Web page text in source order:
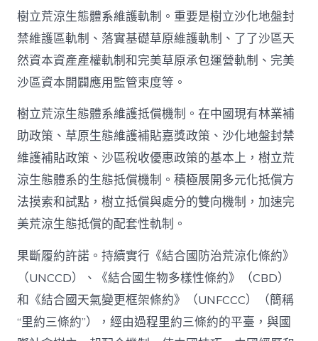
樹立荒涼生態體系維護軌制。重要是樹立沙化地盤封
禁維護區軌制、落實基礎草原維護軌制、了了沙區天
然資本資產產權軌制和完美草原承包運營軌制、完美
沙區資本開闢應用監管束度等。
樹立荒涼生態體系維護抵償機制。在中國現有林業補
助政策、草原生態維護補貼嘉獎政策、沙化地盤封禁
維護補貼政策、沙區稅收優惠政策的基本上，樹立荒
涼生態體系的生態抵償機制。積極展開多元化抵償方
法摸索和試點，樹立抵償與處分的雙向機制，加速完
美荒涼生態抵償的配套性軌制。
果斷履約許諾。持續實行《結合國防治荒涼化條約》
（UNCCD）、《結合國生物多樣性條約》（CBD）
和《結合國天氣變更框架條約》（UNFCCC）（簡稱
“里約三條約”），經由過程里約三條約的平臺，與國